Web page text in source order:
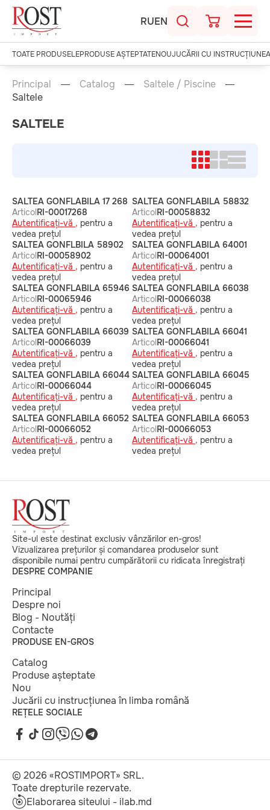
RUEN
TOATE PRODUSELEPRODUSE AȘTEPTATENOUJUCĂRII CU
Principal Catalog
Saltele / Piscine
Saltele
SALTELE
SALTEA GONFLABILA 17 268
ArticolRI-00017268
Autentificați-vă , pentru a
vedea prețul
SALTEA GONFLABILA 58832
ArticolRI-00058832
Autentificați-vă , pentru a
vedea prețul
SALTEA GONFLBILA 58902
ArticolRI-00058902
Autentificați-vă , pentru a
vedea prețul
SALTEA GONFLABILA 64001
ArticolRI-00064001
Autentificați-vă , pentru a
vedea prețul
SALTEA GONFLABILA 65946
ArticolRI-00065946
Autentificați-vă , pentru a
vedea prețul
SALTEA GONFLABILA 66038
ArticolRI-00066038
Autentificați-vă , pentru a
vedea prețul
SALTEA GONFLABILA 66039
ArticolRI-00066039
Autentificați-vă , pentru a
vedea prețul
SALTEA GONFLABILA 66041
ArticolRI-00066041
Autentificați-vă , pentru a
vedea prețul
SALTEA GONFLABILA 66044
ArticolRI-00066044
Autentificați-vă , pentru a
vedea prețul
SALTEA GONFLABILA 66045
ArticolRI-00066045
Autentificați-vă , pentru a
vedea prețul
SALTEA GONFLABILA 66052
ArticolRI-00066052
Autentificați-vă , pentru a
vedea prețul
SALTEA GONFLABILA 66053
ArticolRI-00066053
Autentificați-vă , pentru a
vedea prețul
Site-ul este destinat exclusiv vânzărilor en-gros!
Vizualizarea prețurilor și comandarea produselor sunt
disponibile numai pentru cumpărătorii cu ridicata înregistrați
DESPRE COMPANIE
Principal
Despre noi
Blog - Noutăți
Contacte
PRODUSE EN-GROS
Catalog
Produse așteptate
Nou
Jucării cu instrucțiunea în limba română
REȚELE SOCIALE
© 2026 «ROSTIMPORT» SRL.
Toate drepturile rezervate.
Elaborarea siteului - ilab.md